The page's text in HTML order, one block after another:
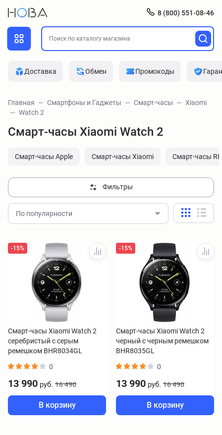
8 (800) 551-08-46
Доставка Обмен Промокоды
Главная Смартфоны и Гаджеты Смарт-часы
Xiaomi
Watch 2
Смарт-часы Xiaomi Watch 2
Смарт-часы Apple Смарт-часы Xiaomi Смарт-часы
Фильтры
По популярности
-15%
Смарт-часы Xiaomi Watch 2
серебристый с серым
ремешком BHR8034GL
0
13 990 руб. 16 490
В корзину
-15%
Смарт-часы Xiaomi Watch 2
черный с черным ремешком
BHR8035GL
0
13 990 руб. 16 490
В корзину